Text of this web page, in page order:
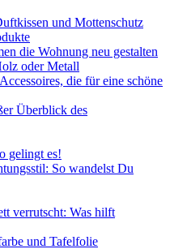
und Mottenschutz
die Wohnung neu gestalten
oder Metall
die für eine schöne
Überblick des
gelingt es!
So wandelst Du
verrutscht: Was hilft
und Tafelfolie